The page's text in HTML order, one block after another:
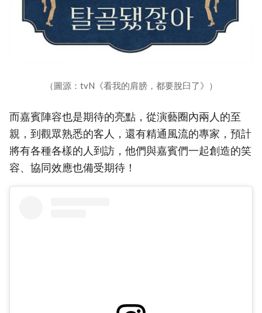
（圖源：tvN《看我的肩膀，都要脫臼了》）
而嘉賓陣容也是期待的亮點，從演藝圈內兩人的至
親，到觀眾熟悉的客人，還有精通風流的專家，預計
將有各種各樣的人到訪，他們與嘉賓們一起創造的笑
容、協同效應也備受期待！